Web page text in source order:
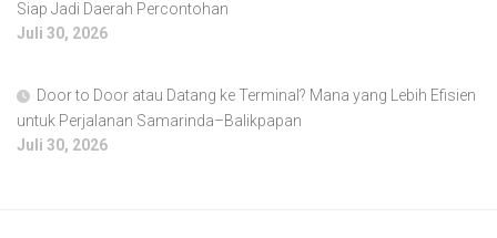
Siap Jadi Daerah Percontohan
Juli 30, 2026
Door to Door atau Datang ke Terminal? Mana yang Lebih Efisien
untuk Perjalanan Samarinda–Balikpapan
Juli 30, 2026